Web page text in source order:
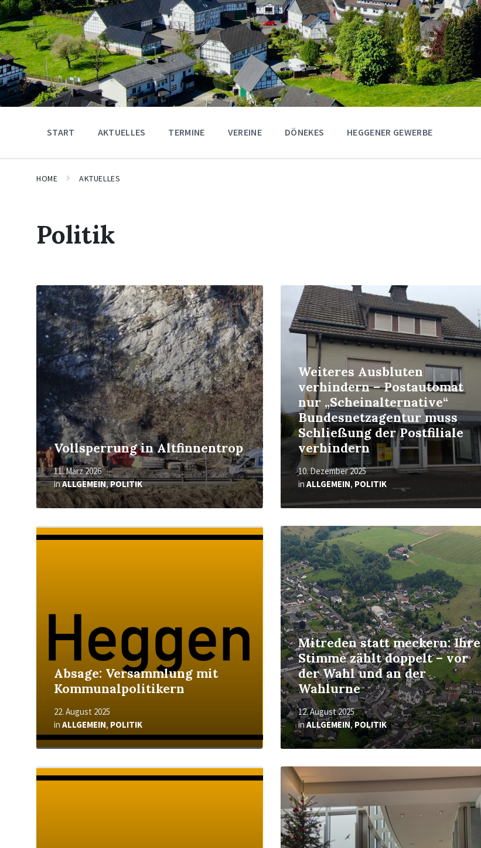
START AKTUELLES TERMINE VEREINE DÖNEKES HEGGENER GEWERBE
HOME AKTUELLES
Politik
Vollsperrung in Altfinnentrop
11. März 2026
inALLGEMEIN,POLITIK
Mehr
erfahren
Weiteres Ausbluten
verhindern – Postautomat
nur „Scheinalternative“
Bundesnetzagentur muss
Schließung der Postfiliale
verhindern
10. Dezember 2025
in ALLGEMEIN, POLITIK
Mehr
erfahren
Absage: Versammlung mit
Kommunalpolitikern
22. August 2025
in ALLGEMEIN, POLITIK
Mehr
erfahren
Mitreden statt meckern: Ihre
Stimme zählt doppelt – vor
der Wahl und an der
Wahlurne
12. August 2025
inALLGEMEIN,POLITIK
Mehr
erfahren
Mehr
erfahren
Mehr
erfahren